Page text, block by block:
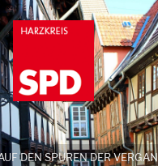
DEN SPUREN DER